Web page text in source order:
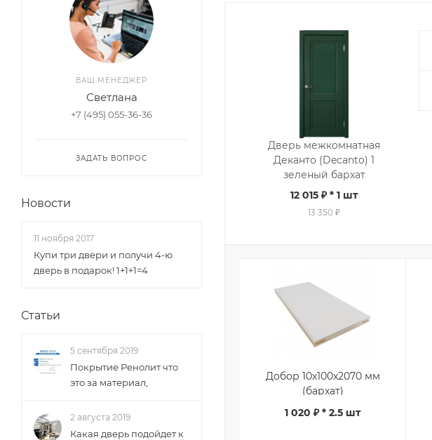
Дверь межкомнатная
Деканто (Decanto) 1
зеленый бархат
12 015 ₽ * 1 шт
13 350 ₽
Добор 10х100х2070 мм
(бархат)
1 020 ₽ * 2.5 шт
ВАШ МЕНЕДЖЕР
Светлана
+7 (495) 055-36-36
ЗАДАТЬ ВОПРОС
Новости
11 ноября 2017
Купи три двери и получи 4-ю
дверь в подарок! 1+1+1=4
Статьи
5 сентября 2019
Покрытие Ренолит что
это за материал,
2 августа 2019
Какая дверь подойдет к